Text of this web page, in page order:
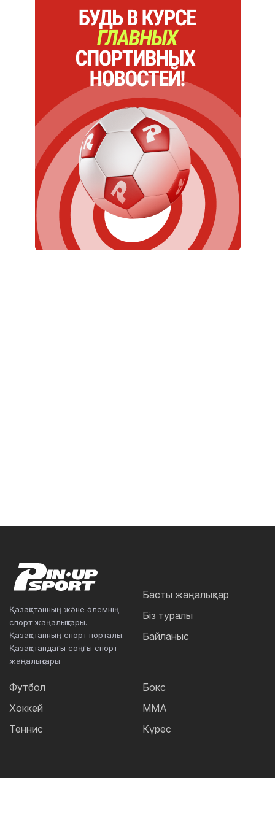
Қазақстанның және әлемнің
спорт жаңалықтары.
Қазақстанның спорт порталы.
Қазақстандағы соңғы спорт
жаңалықтары
Басты жаңалықтар
Біз туралы
Байланыс
Футбол
Хоккей
Теннис
Бокс
ММА
Күрес